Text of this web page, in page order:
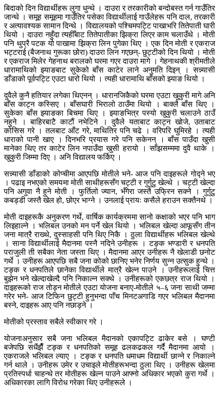
बिदाको दिन विद्यार्थीहरू लुगा धुन्थे । दाउरा र तरकारीको बन्दोबस्त गर्न गाउँतिर
जान्थे । समूह समूहमा गाउँतिर पसेका विद्यार्थीलाई गाउँलेहरू पनि दाल, तरकारी
र अत्यावश्यक सामान दिन्थे । विद्यालयको पश्चिमपट्टि पाखाभरि तितेपाती घारी
थियो । दाउरा नहुँदा त्यहीँबाट तितेपातीका झिक्रा लिएर काम चलाउँथे । मोती
पनि थुप्रै पटक यो पाखामा झिक्रा लिन पुगेका थिए । एक दिन मोती र एकराज
भट्टराई (बैजनाथ गुरूका छोरा) दाउरा लिन गएछन्- छुट्टीको दिन थियो । मोती
र एकराज मिलेर गेहनाथ बरालको घरमा गएर दाउरा मागे । गेहनाथकी श्रीमतीले
धारामाथिको झ्याङबाट सुकेको बाँस काटेर लाने अनुमति दिइन् । सन्न्यासी
डाँडाको पूर्वपट्टि एउटा धारो थियो । त्यही धारामाथि बाँसको झ्याङ थियो ।
दुवैले कुनै हतियार लगेका थिएनन् । धारानजिकैको घरमा एउटा खुकुरी मागे अनि
बाँस काट्न कस्सिए । बाँसघारी भिरालो ठाउँमा थियो । बाक्लै बाँस थिए ।
सुकेका बाँस झ्याङका बिचमा थिए । झ्याङभित्र पस्यो खुकुरी चलाउने ठाउँ
नहुने । बाहिरबाटै काटौं नभेटिने । दुवैले यताबाट काट्न खोजे, उताबाट
कोसिस गरे । तलबाट आँट गरे, माथितिर पनि चढे । वरिपरि घुमिरहे । त्यही
धाराको पानी खाए । दिनभरि प्रयास गरे पनि सकेनन् । बाँस पाउँदा खुसी
मानेका थिए तर काटेर लिन नपाउँदा खुसी हरायो । साँझसम्ममा दुवै थाके ।
खुकुरी जिम्मा दिए । अनि विद्यालय फर्किए ।
सन्न्यासी डाँडाको कोप्चीमा आएपछि मोतीले भने- आज पनि दाइहरूले गोद्ने भए
। पढाइ नभएको समयमा मोती साथीहरूसँग चट्टी र गुर्गुटु खेल्थे । चट्टी खेल्दा
पनि अगुवा नै हुने मोती । फुर्तिलो ज्यान, भँगेरा जस्तै उफ्रिन सक्ने । गुर्गुटु
कबड्डी जस्तै खेल हो, छोएर भाग्ने । उनलाई प्रायः कसैले हराउन सक्तैनथे ।
मोती दाइहरूकै अनुकरण गर्थे, वार्षिक कार्यक्रममा सानो कक्षाको भएर पनि भाग
लिइहाल्ने । भलिबल उनको मन पर्ने खेल थियो । भलिबल खेल्दा आफूसँग तीन
जना मात्रै राख्थे, दुस्साहसी पनि थिए निकै । ठुला विद्यार्थीहरू भलिबल खेल्थे
। साना विद्यार्थीलाई मैदानमा पस्नै नदिने उनीहरू । टङ्क भण्डारी र धनपति
पराजुली ती सबैका नेता जस्ता थिए । मैदानमा आएर उनीहरू नै खेलाडी छनोट
गर्थे । उनीहरू आएपछि सबै जना कोको छानिए भनेर निर्णय सुन्न उत्सुक हुन्थे ।
टङ्क र धनपतिले छानेका विद्यार्थीले मात्रै खेल्न पाउने । उनीहरूलाई चित्त
बुझेन भने खेल्दाखेल्दै पनि निकाल्न सक्थे । उनीहरूको एकछत्र राज थियो ।
दाइहरूको राज तोड्न मोतीले एउटा योजना बनाए-मोतीले ५–६ जना साथी जम्मा
गरेर भने- आज टिफिन छुट्टी हुनुभन्दा पाँच मिनटअगाडि गएर भलिबल मैदानमा
बस्ने, दाइहरू आए पनि नछाड्ने ।
मोतीको प्रस्ताव सबैले स्वीकार गरे ।
योजनाअनुसार सबै जना भलिबल मैदानको एकापट्टि ढाकेर बसे । घण्टी
बजेपछि सधैंझैँ टङ्क र धनपतिको समूह ढलकढकल गर्दै मैदानमा आयो ।
एकराजले भलिबल ल्याए । टङ्क र धनपति धमाधम विद्यार्थी छान्ने र निकाल्ने
गर्न थाले । उनीहरू उमेर र उचाइले मोतीहरूभन्दा ठुला थिए । उनीहरू खेलमा
प्रतिस्पर्धा चाहन्थे तर मोतीहरू खेल्न पाउने आफ्नो अधिकार भएको कुरा गर्थे ।
अधिकारका लागि विरोध गरेका थिए उनीहरूले ।